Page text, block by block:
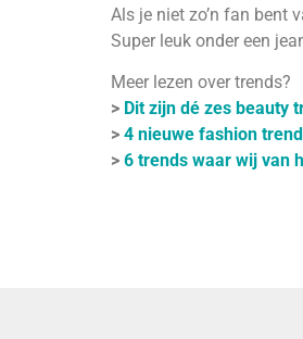
Als je niet zo’n fan bent
Super leuk onder een
Meer lezen over trends?
> Dit zijn dé zes beauty
> 4 nieuwe fashion
> 6 trends waar wij van